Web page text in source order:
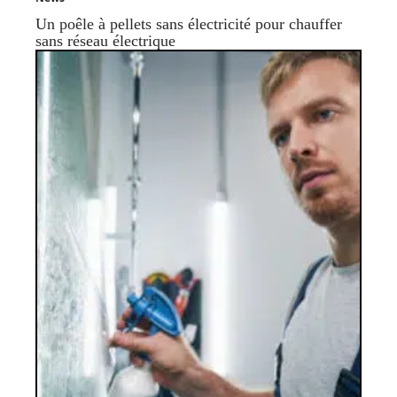
Un poêle à pellets sans électricité pour chauffer
sans réseau électrique